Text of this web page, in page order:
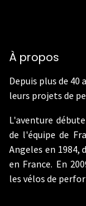
À propos
Depuis plus de 40
leurs projets de
L'aventure
de l'équipe de
Angeles en 1984,
en France. En
les vélos de